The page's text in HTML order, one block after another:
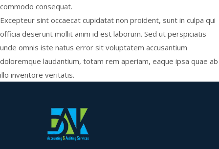
commodo consequat.
Excepteur sint occaecat cupidatat non proident, sunt in culpa qui
officia deserunt mollit anim id est laborum. Sed ut perspiciatis
unde omnis iste natus error sit voluptatem accusantium
doloremque laudantium, totam rem aperiam, eaque ipsa quae ab
illo inventore veritatis.